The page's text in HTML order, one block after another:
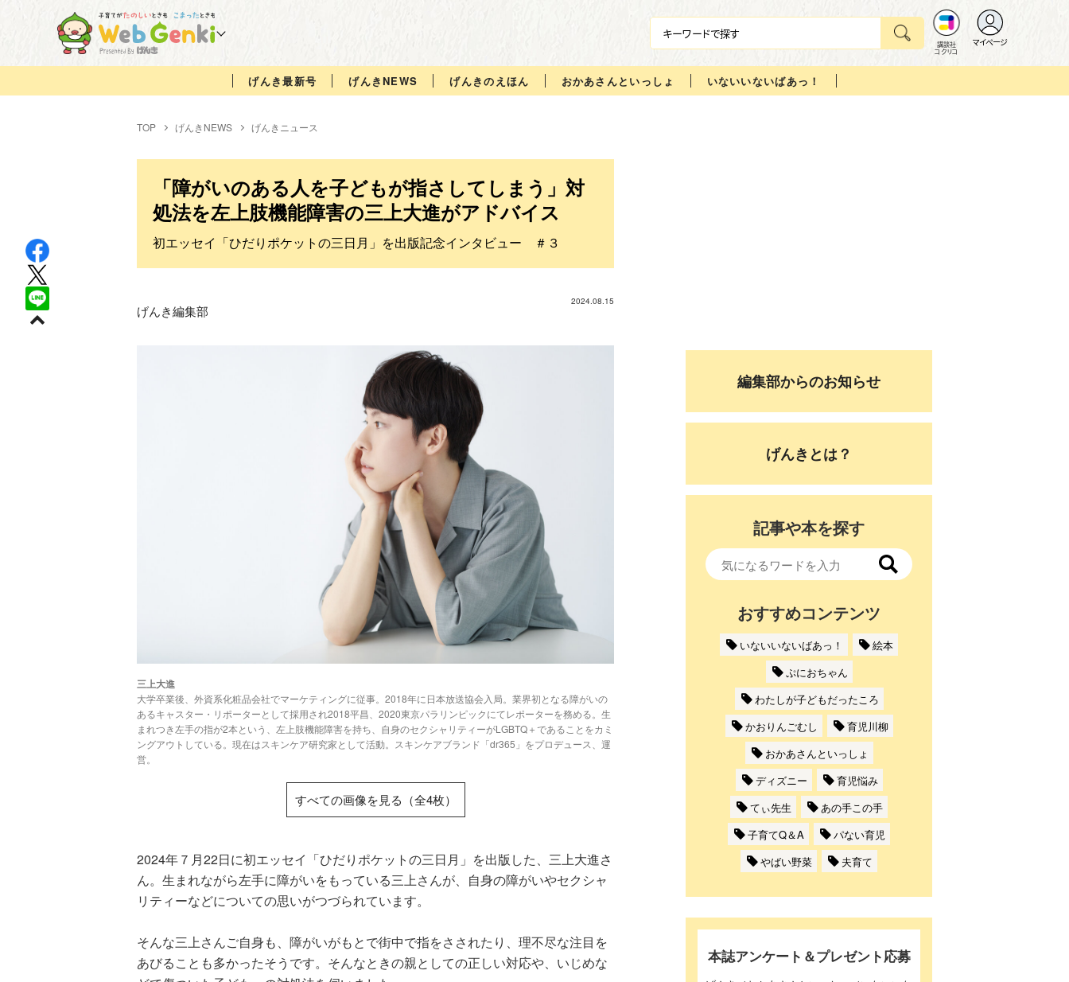
講談社
コクリコ
マイページ
げんき最新号 げんきNEWS げんきのえほん おかあさんといっしょ いないいないばあっ！
TOP げんきNEWS げんきニュース
「障がいのある人を子どもが指さしてしまう」対
処法を左上肢機能障害の三上大進がアドバイス
初エッセイ「ひだりポケットの三日月」を出版記念インタビュー ＃３
2024.08.15
げんき編集部
三上大進
大学卒業後、外資系化粧品会社でマーケティングに従事。2018年に日本放送協会入局。業界初となる障がいの
あるキャスター・リポーターとして採用され2018平昌、2020東京パラリンピックにてレポーターを務める。生
まれつき左手の指が2本という、左上肢機能障害を持ち、自身のセクシャリティーがLGBTQ＋であることをカミ
ングアウトしている。現在はスキンケア研究家として活動。スキンケアブランド「dr365」をプロデュース、運
営。
すべての画像を見る（全4枚）
2024年７月22日に初エッセイ「ひだりポケットの三日月」を出版した、三上大進さ
ん。生まれながら左手に障がいをもっている三上さんが、自身の障がいやセクシャ
リティーなどについての思いがつづられています。
そんな三上さんご自身も、障がいがもとで街中で指をさされたり、理不尽な注目を
あびることも多かったそうです。そんなときの親としての正しい対応や、いじめな
編集部からのお知らせ
げんきとは？
記事や本を探す
おすすめコンテンツ
いないいないばあっ！
絵本
ぷにおちゃん
わたしが子どもだったころ
かおりんごむし
育児川柳
おかあさんといっしょ
ディズニー
育児悩み
てぃ先生
あの手この手
子育てQ＆A
パない育児
やばい野菜
夫育て
本誌アンケート＆プレゼント応募